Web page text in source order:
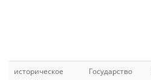
историческое
Государство